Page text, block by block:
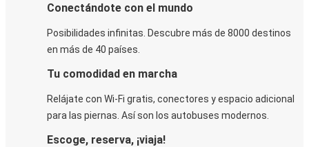
Conectándote con el mundo
Posibilidades infinitas. Descubre más de 8000 destinos
en más de 40 países.
Tu comodidad en marcha
Relájate con Wi-Fi gratis, conectores y espacio adicional
para las piernas. Así son los autobuses modernos.
Escoge, reserva, ¡viaja!